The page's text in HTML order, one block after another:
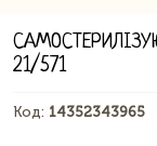
21/571
Код: 14352343965